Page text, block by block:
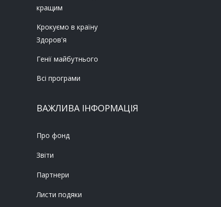
кращим
Крокуємо в країну
Здоров'я
Генії майбутнього
Всі програми
ВАЖЛИВА ІНФОРМАЦІЯ
Про фонд
Звіти
Партнери
Листи подяки